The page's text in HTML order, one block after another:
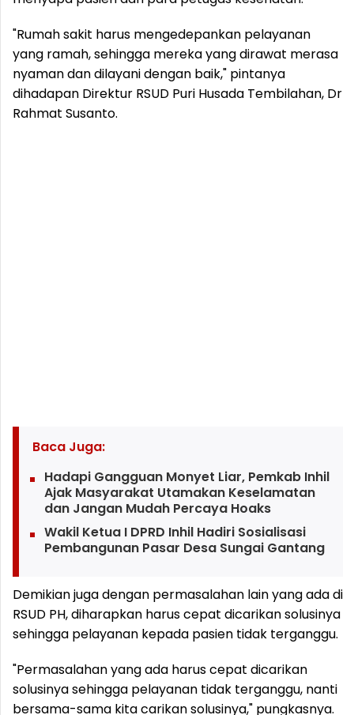
"Rumah sakit harus mengedepankan pelayanan
yang ramah, sehingga mereka yang dirawat merasa
nyaman dan dilayani dengan baik," pintanya
dihadapan Direktur RSUD Puri Husada Tembilahan, Dr
Rahmat Susanto.
Baca Juga:
Hadapi Gangguan Monyet Liar, Pemkab Inhil
Ajak Masyarakat Utamakan Keselamatan
dan Jangan Mudah Percaya Hoaks
Wakil Ketua I DPRD Inhil Hadiri Sosialisasi
Pembangunan Pasar Desa Sungai Gantang
Demikian juga dengan permasalahan lain yang ada di
RSUD PH, diharapkan harus cepat dicarikan solusinya
sehingga pelayanan kepada pasien tidak terganggu.
"Permasalahan yang ada harus cepat dicarikan
solusinya sehingga pelayanan tidak terganggu, nanti
bersama-sama kita carikan solusinya," pungkasnya.